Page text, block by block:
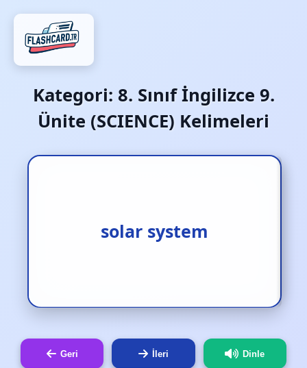
Kategori: 8. Sınıf İngilizce 9.
Ünite (SCIENCE) Kelimeleri
solar system
güneş sistemi
Geri İleri Dinle